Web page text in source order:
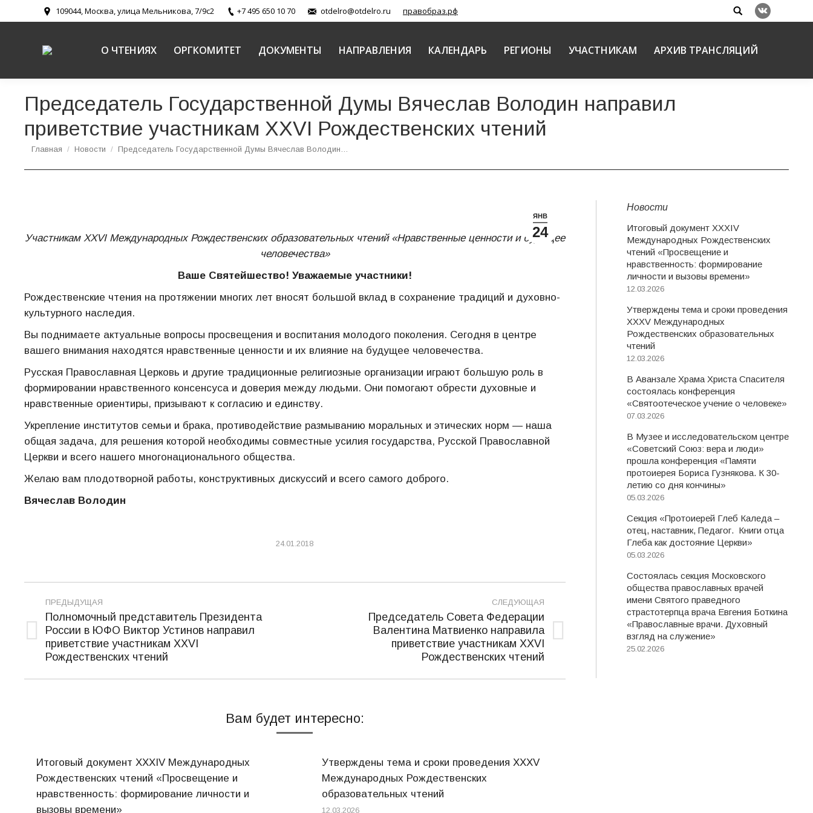
109044, Москва, улица Мельникова, 7/9с2 +7 495 650 10 70 otdelro@otdelro.ru правобраз.рф Search:
Вконтакте
О ЧТЕНИЯХ ОРГКОМИТЕТ ДОКУМЕНТЫ НАПРАВЛЕНИЯ КАЛЕНДАРЬ РЕГИОНЫ УЧАСТНИКАМ АРХИВ ТРАНСЛЯЦИЙ
Председатель Государственной Думы Вячеслав Володин направил
приветствие участникам XXVI Рождественских чтений
Вы здесь:
Главная Новости Председатель Государственной Думы Вячеслав Володин…
ЯНВ
24
Участникам XXVI Международных Рождественских образовательных чтений «Нравственные ценности и будущее
человечества»
Ваше Святейшество! Уважаемые участники!
Рождественские чтения на протяжении многих лет вносят большой вклад в сохранение традиций и духовно-
культурного наследия.
Вы поднимаете актуальные вопросы просвещения и воспитания молодого поколения. Сегодня в центре
вашего внимания находятся нравственные ценности и их влияние на будущее человечества.
Русская Православная Церковь и другие традиционные религиозные организации играют большую роль в
формировании нравственного консенсуса и доверия между людьми. Они помогают обрести духовные и
нравственные ориентиры, призывают к согласию и единству.
Укрепление институтов семьи и брака, противодействие размыванию моральных и этических норм — наша
общая задача, для решения которой необходимы совместные усилия государства, Русской Православной
Церкви и всего нашего многонационального общества.
Желаю вам плодотворной работы, конструктивных дискуссий и всего самого доброго.
Вячеслав Володин
24.01.2018
Навигация
по
записям
ПРЕДЫДУЩАЯ
Предыдущая
запись:
Полномочный представитель Президента
России в ЮФО Виктор Устинов направил
приветствие участникам XXVI
Рождественских чтений
СЛЕДУЮЩАЯ
Председатель Совета Федерации
Валентина Матвиенко направила
приветствие участникам XXVI
Рождественских чтений
Вам будет интересно:
Итоговый документ XXХIV Международных
Рождественских чтений «Просвещение и
нравственность: формирование личности и
вызовы времени»
Утверждены тема и сроки проведения XXXV
Международных Рождественских
образовательных чтений
12.03.2026
Новости
Итоговый документ XXХIV
Международных Рождественских
чтений «Просвещение и
нравственность: формирование
личности и вызовы времени»
12.03.2026
Утверждены тема и сроки проведения
XXXV Международных
Рождественских образовательных
чтений
12.03.2026
В Аванзале Храма Христа Спасителя
состоялась конференция
«Святоотеческое учение о человеке»
07.03.2026
В Музее и исследовательском центре
«Советский Союз: вера и люди»
прошла конференция «Памяти
протоиерея Бориса Гузнякова. К 30-
летию со дня кончины»
05.03.2026
Секция «Протоиерей Глеб Каледа –
отец, наставник, Педагог. Книги отца
Глеба как достояние Церкви»
05.03.2026
Состоялась секция Московского
общества православных врачей
имени Святого праведного
страстотерпца врача Евгения Боткина
«Православные врачи. Духовный
взгляд на служение»
25.02.2026